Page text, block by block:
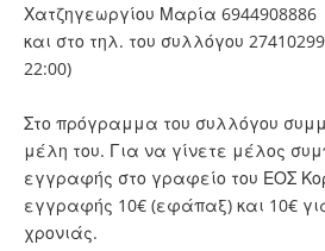
Χατζηγεωργίου Μαρία 6944908886
και στο τηλ. του συλλόγου
22:00)
Στο πρόγραμμα του συλλόγου
μέλη του. Για να γίνετε μέλος
εγγραφής στο γραφείο του ΕΟΣ
εγγραφής 10€ (εφάπαξ) και 10€
χρονιάς.